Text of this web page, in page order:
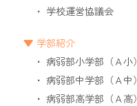
学校運営協議会
学部紹介
病弱部小学部（Ａ小）
病弱部中学部（Ａ中）
病弱部高学部（Ａ高）